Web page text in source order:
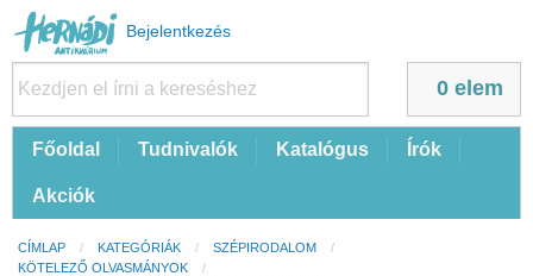
Felhasználói
fiók
menüje
Bejelentkezés
0 elem
FőFőoldal Tudnivalók Katalógus Írók
Akciók
Morzsa
CÍMLAP KATEGÓRIÁK
SZÉPIRODALOM
KÖTELEZŐ OLVASMÁNYOK